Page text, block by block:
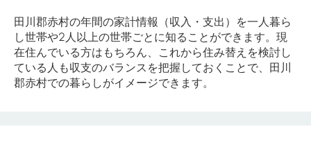
田川郡赤村の年間の家計情報（収入・支出）を一人暮ら
し世帯や2人以上の世帯ごとに知ることができます。現
在住んでいる方はもちろん、これから住み替えを検討し
ている人も収支のバランスを把握しておくことで、田川
郡赤村での暮らしがイメージできます。